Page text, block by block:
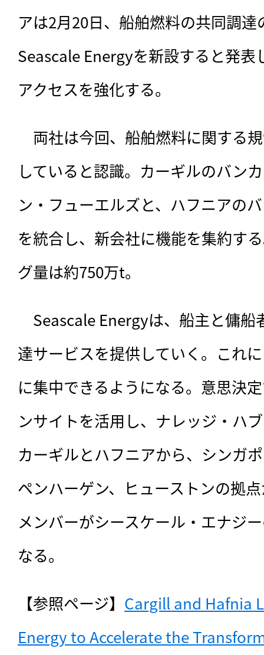
アは2月20日、船舶燃料の共同調
Seascale Energyを新設すると発
アクセスを強化する。
両社は今回、 船舶燃料に関する
していると認識。カーギルのバン
ン・フューエルズと、ハフニアの
を統合し、新会社に機能を集約す
グ量は約750万t。
Seascale Energyは、船主と傭船
達サービスを提供していく。これ
に集中できるようになる。意思決
ンサイトを活用し、ナレッジ・ハ
カーギルとハフニアから、シンガ
ペンハーゲン、ヒューストンの拠
メンバーがシースケール・エナジ
なる。
【参照ページ】 Cargill and Hafnia
Energy to Accelerate the